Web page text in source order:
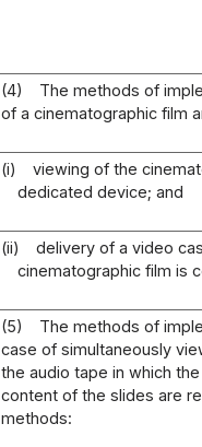
(4)
The methods of
of a cinematographic film
(i)
viewing of the
dedicated device; and
(ii)
delivery of a video
cinematographic film is
(5)
The methods of
case of simultaneously
the audio tape in which
content of the slides are
methods: